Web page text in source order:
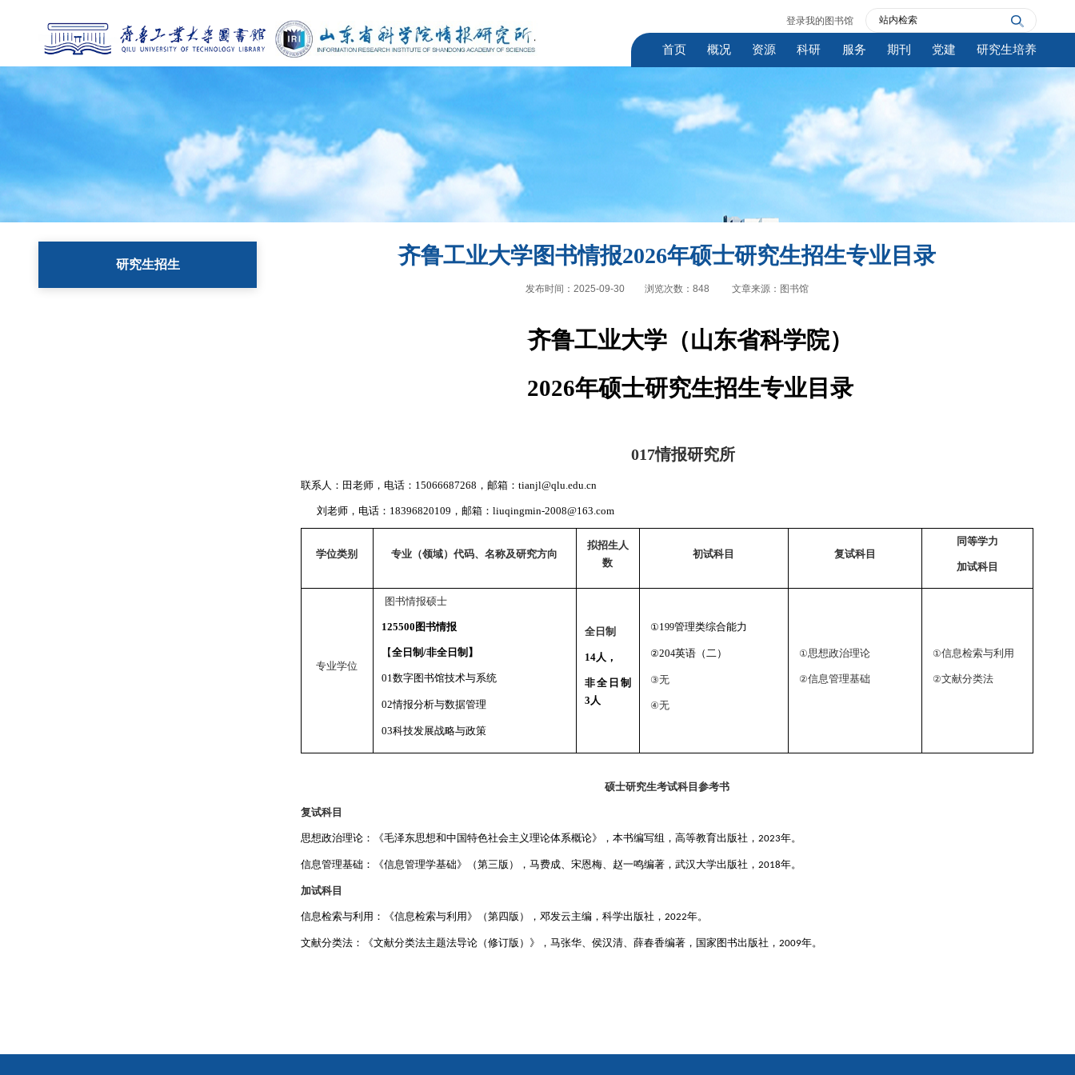
登录我的图书馆
首页 概况 资源 科研 服务 期刊 党建 研究生培养
研究生招生 齐鲁工业大学图书情报2026年硕士研究生招生专业目录
发布时间：2025-09-30 浏览次数： 848 文章来源：图书馆
齐鲁工业大学（山东省科学院）
2026年硕士研究生招生专业目录
017情报研究所
联系人： 田老师，电话： 15066687268 ， 邮箱： tianjl@qlu.edu.cn
刘老师，电话： 18396820109 ，邮箱： liuqingmin-2008@163.com
学位类别 专业（领域）代码、名称及研究方向
拟招生人
数
初试科目 复试科目
同等学力
加试科目
专业学位
图书情报硕士
125500 图书情报
【全日制 /非全日制】
01数字图书馆技术与系统
02情报分析与数据管理
03科技发展战略与政策
全日制
14人，
非全日制
3人
①199管理类综合能力
②204英语（二）
③无
④无
①思想政治理论
②信息管理基础
①信息检索与利用
②文献分类法
硕士研究生考试科目参考书
复试科目
思想政治理论：《毛泽东思想和中国特色社会主义理论体系概论》，本书编写组，高等教育出版社， 2023年。
信息管理基础：《信息管理学基础》（第三版），马费成、宋恩梅、赵一鸣编著，武汉大学出版社， 2018年。
加试科目
信息检索与利用：《信息检索与利用》（第四版）， 邓发云主编，科学出版社， 2022年。
文献分类法：《文献分类法主题法导论（修订版） 》，马张华、侯汉清、薛春香编著，国家图书出版社， 2009年。